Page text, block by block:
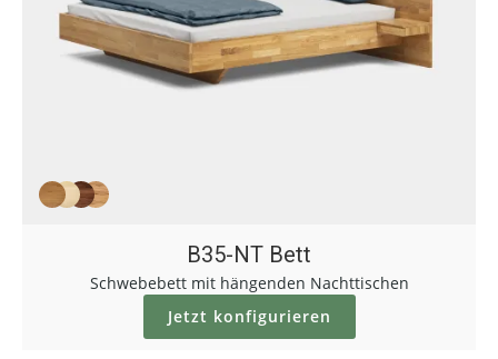
B35-NT Bett
Schwebebett mit hängenden Nachttischen
Jetzt konfigurieren